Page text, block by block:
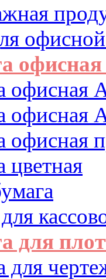
офисная
офисная
офисная
цветная
для
для